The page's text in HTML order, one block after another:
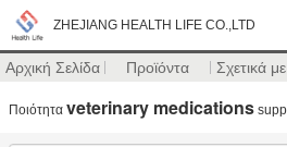
ZHEJIANG HEALTH LIFE CO.,LTD
Αρχική Σελίδα Προϊόντα Σχετικά
Ποιότητα veterinary medications